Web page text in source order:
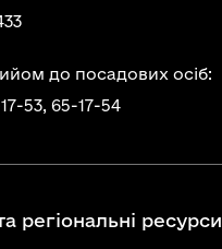
до посадових осіб:
53, 65-17-54
регіональні ресурси